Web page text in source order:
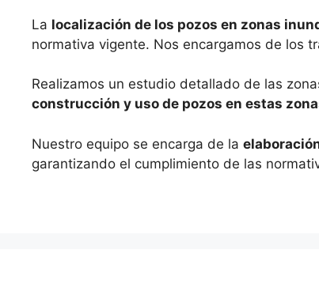
La localización de los pozos en zonas
normativa vigente. Nos encargamos de los
Realizamos un estudio detallado de las
construcción y uso de pozos en estas
Nuestro equipo se encarga de la
garantizando el cumplimiento de las